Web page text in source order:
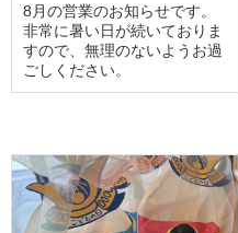
8月の営業のお知らせです。
非常に暑い日が続いておりま
すので、無理のないようお過
ごしください。